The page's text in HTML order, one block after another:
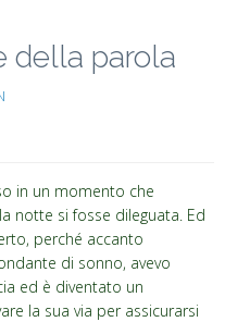
della parola
in un momento che
notte si fosse dileguata. Ed
perché accanto
di sonno, avevo
ed è diventato un
la sua via per assicurarsi